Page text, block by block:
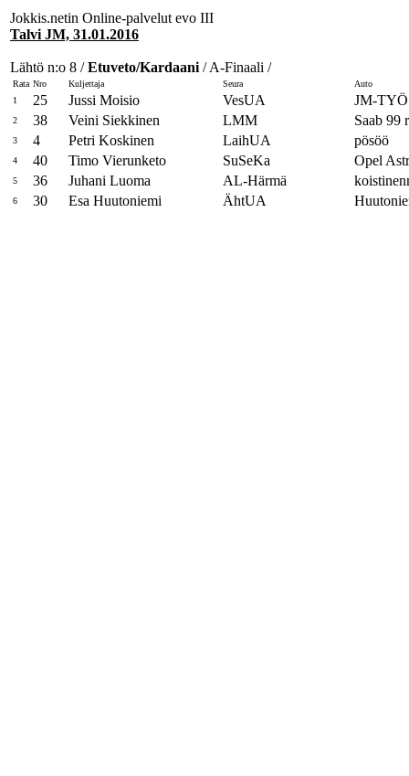
Jokkis.netin Online-palvelut evo III
Talvi JM, 31.01.2016
Lähtö n:o 8 /Etuveto/Kardaani / A-Finaali /
Rata Nro Kuljettaja Seura
Auto
1
25 Jussi Moisio VesUA JM-TYÖ
2 38 Veini Siekkinen LMM Saab 99
3 4 Petri Koskinen LaihUA pösöö
4 40 Timo Vierunketo SuSeKa Opel
5 36 Juhani Luoma AL-Härmä
6 30 Esa Huutoniemi ÄhtUA